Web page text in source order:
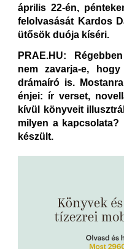
április 22-én,
felolvasását Kardos
ütősök duója kíséri.
PRAE.HU:
nem zavarja-e,
drámaíró is.
énjei: ír verset,
kívül könyveit
milyen a kapcsolata?
készült.